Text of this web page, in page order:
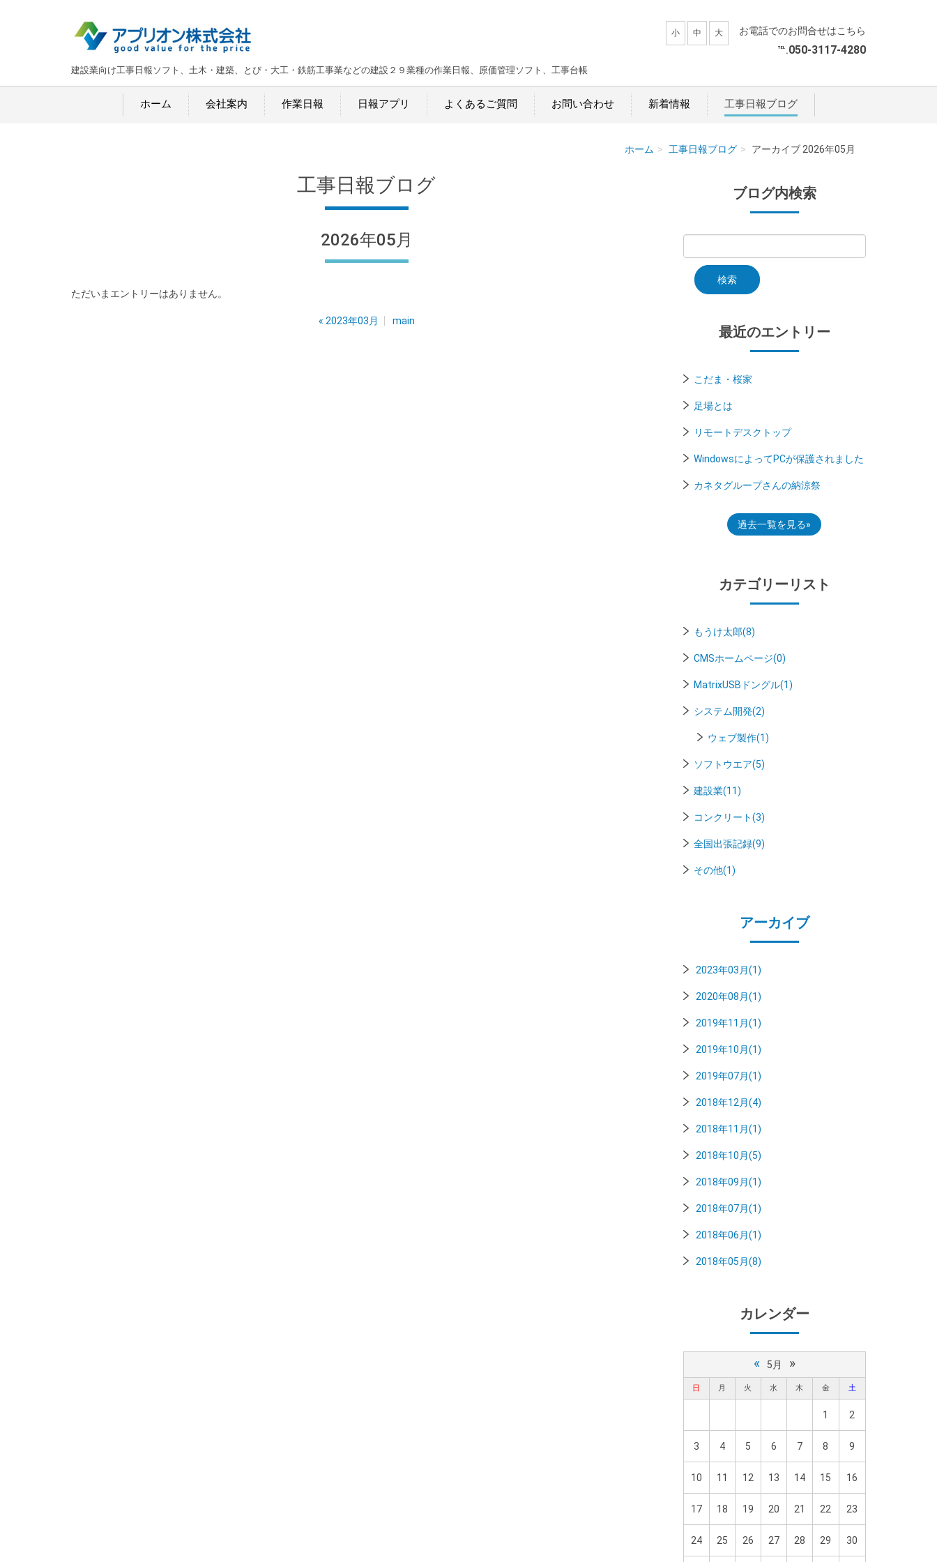
建設業向け工事日報ソフト、土木・建築、とび・大工・鉄筋工事業などの建設２９業種の作業日報、原価管理ソフト、工事台帳
お電話でのお問合せはこちら
℡.050-3117-4280
小 中 大
ホーム 会社案内 作業日報 日報アプリ よくあるご質問 お問い合わせ 新着情報 工事日報ブログ
ホーム 工事日報ブログ アーカイブ 2026年05月
工事日報ブログ
2026年05月
ただいまエントリーはありません。
« 2023年03月 main
ブログ内検索
最近のエントリー
こだま・桜家
足場とは
リモートデスクトップ
WindowsによってPCが保護されました
カネタグループさんの納涼祭
過去一覧を見る
カテゴリーリスト
もうけ太郎(8)
CMSホームページ(0)
MatrixUSBドングル(1)
システム開発(2)
ウェブ製作(1)
ソフトウエア(5)
建設業(11)
コンクリート(3)
全国出張記録(9)
その他(1)
アーカイブ
2023年03月(1)
2020年08月(1)
2019年11月(1)
2019年10月(1)
2019年07月(1)
2018年12月(4)
2018年11月(1)
2018年10月(5)
2018年09月(1)
2018年07月(1)
2018年06月(1)
2018年05月(8)
カレンダー
« 5月 »
日 月 火 水 木 金 土
1 2
3 4 5 6 7 8 9
10 11 12 13 14 15 16
17 18 19 20 21 22 23
24 25 26 27 28 29 30